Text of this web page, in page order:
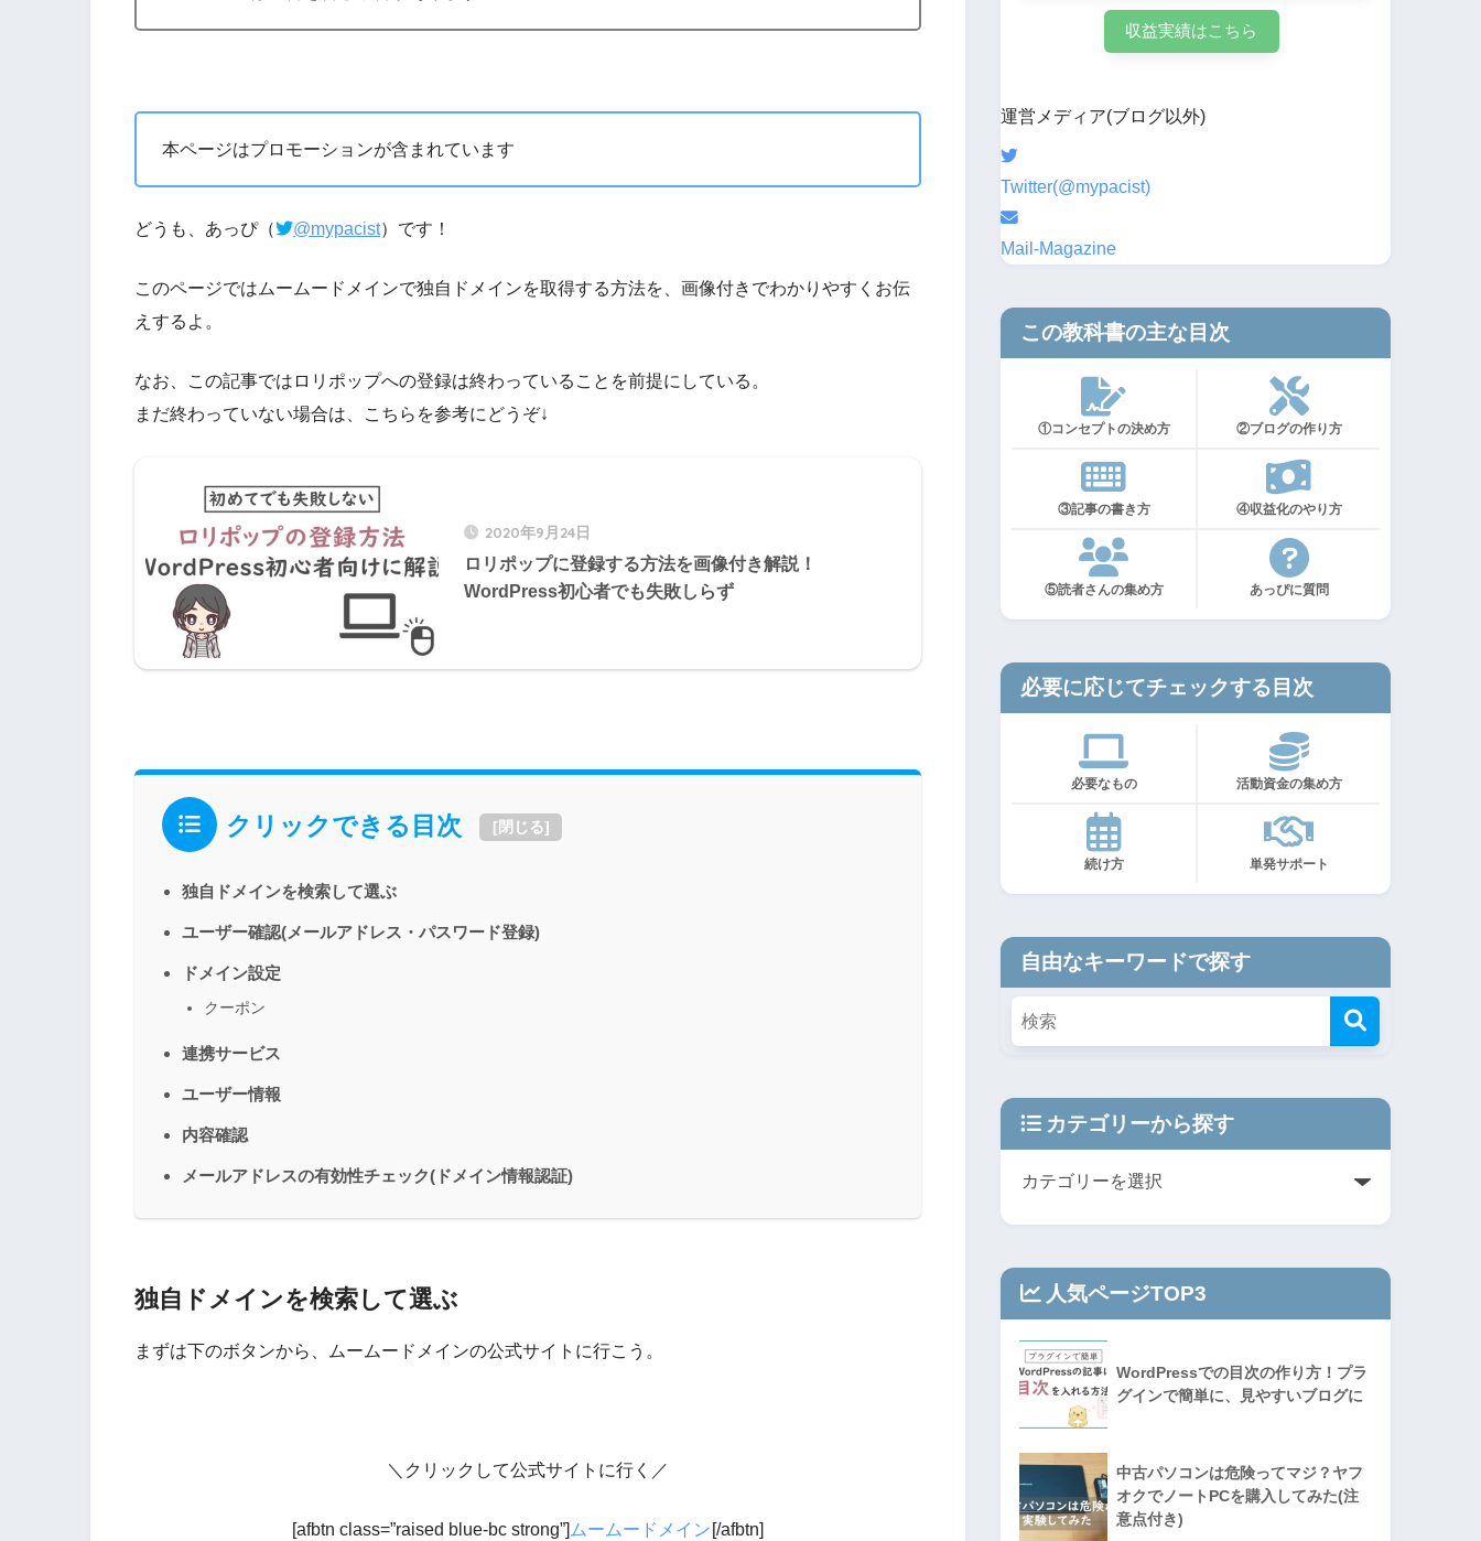
本ページはプロモーションが含まれています
どうも、あっぴ（ @mypacist）です！
このページではムームードメインで独自ドメインを取得する方法を、画像付きでわかりやすくお伝
えするよ。
なお、この記事ではロリポップへの登録は終わっていることを前提にしている。
まだ終わっていない場合は、こちらを参考にどうぞ↓
2020年9月24日
ロリポップに登録する方法を画像付き解説！
WordPress初心者でも失敗しらず
クリックできる目次 [閉じる]
独自ドメインを検索して選ぶ
ユーザー確認(メールアドレス・パスワード登録)
ドメイン設定
クーポン
連携サービス
ユーザー情報
内容確認
メールアドレスの有効性チェック(ドメイン情報認証)
独自ドメインを検索して選ぶ
まずは下のボタンから、ムームードメインの公式サイトに行こう。
＼クリックして公式サイトに行く／
[afbtn class=”raised blue-bc strong”] ムームードメイン [/afbtn]
収益実績はこちら
運営メディア(ブログ以外)
Twitter(@mypacist)
Mail-Magazine
この教科書の主な目次
①コンセプトの決め方 ②ブログの作り方
③記事の書き方 ④収益化のやり方
⑤読者さんの集め方 あっぴに質問
必要に応じてチェックする目次
必要なもの 活動資金の集め方
続け方 単発サポート
自由なキーワードで探す
カテゴリーから探す
人気ページTOP3
WordPressでの目次の作り方！プラ
グインで簡単に、見やすいブログに
中古パソコンは危険ってマジ？ヤフ
オクでノートPCを購入してみた(注
意点付き)